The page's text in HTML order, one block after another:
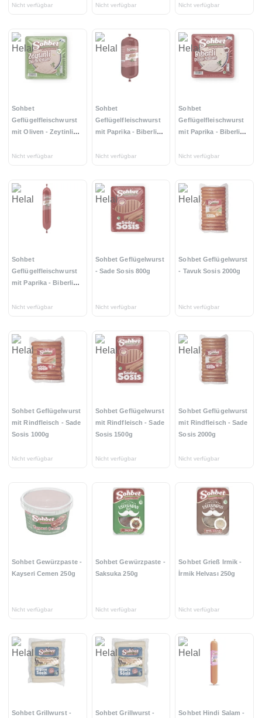
Nicht verfügbar Nicht verfügbar 200g
Nicht verfügbar
Sohbet
Geflügelfleischwurst
mit Oliven - Zeytinli
Nicht verfügbar
Sohbet
Geflügelfleischwurst
mit Paprika - Biberli
Nicht verfügbar
Sohbet
Geflügelfleischwurst
mit Paprika - Biberli
Nicht verfügbar
Sohbet
Geflügelfleischwurst
mit Paprika - Biberli
Nicht verfügbar
Sohbet Geflügelwurst
- Sade Sosis 800g
Nicht verfügbar
Sohbet Geflügelwurst
- Tavuk Sosis 2000g
Nicht verfügbar
Sohbet Geflügelwurst
mit Rindfleisch - Sade
Sosis 1000g
Nicht verfügbar
Sohbet Geflügelwurst
mit Rindfleisch - Sade
Sosis 1500g
Nicht verfügbar
Sohbet Geflügelwurst
mit Rindfleisch - Sade
Sosis 2000g
Nicht verfügbar
Sohbet Gewürzpaste -
Kayseri Cemen 250g
Nicht verfügbar
Sohbet Gewürzpaste -
Saksuka 250g
Nicht verfügbar
Sohbet Grieß Irmik -
İrmik Helvası 250g
Nicht verfügbar
Sohbet Grillwurst -
Sohbet Grillwurst -
Sohbet Hindi Salam -